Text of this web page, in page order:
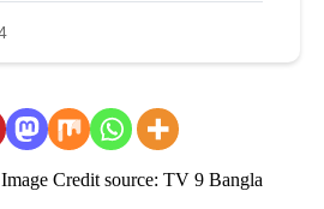
Image Credit source: TV 9 Bangla